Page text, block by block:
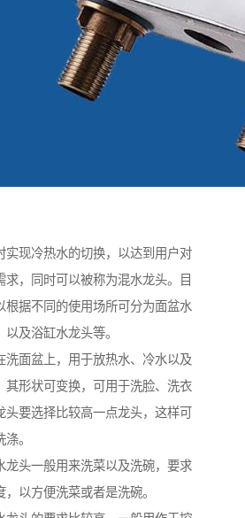
实现冷热水的切换，以达到用户对
求，同时可以被称为混水龙头。目
根据不同的使用场所可分为面盆水
及浴缸水龙头等。
洗面盆上，用于放热水、冷水以及
其形状可变换，可用于洗脸、洗衣
要选择比较高一点龙头，这样可
。
龙头一般用来洗菜以及洗碗，要求
以方便洗菜或者是洗碗。